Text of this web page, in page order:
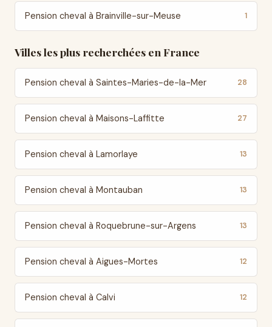
Pension cheval à Brainville-sur-Meuse 1
Villes les plus recherchées en France
Pension cheval à Saintes-Maries-de-la-Mer 28
Pension cheval à Maisons-Laffitte 27
Pension cheval à Lamorlaye 13
Pension cheval à Montauban 13
Pension cheval à Roquebrune-sur-Argens 13
Pension cheval à Aigues-Mortes 12
Pension cheval à Calvi 12